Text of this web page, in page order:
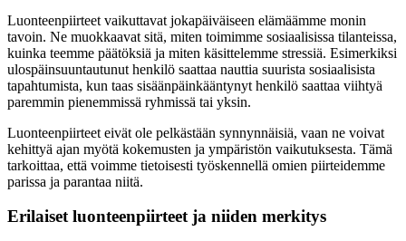
Luonteenpiirteet vaikuttavat jokapäiväiseen elämäämme monin
tavoin. Ne muokkaavat sitä, miten toimimme sosiaalisissa tilanteissa,
kuinka teemme päätöksiä ja miten käsittelemme stressiä. Esimerkiksi
ulospäinsuuntautunut henkilö saattaa nauttia suurista sosiaalisista
tapahtumista, kun taas sisäänpäinkääntynyt henkilö saattaa viihtyä
paremmin pienemmissä ryhmissä tai yksin.
Luonteenpiirteet eivät ole pelkästään synnynnäisiä, vaan ne voivat
kehittyä ajan myötä kokemusten ja ympäristön vaikutuksesta. Tämä
tarkoittaa, että voimme tietoisesti työskennellä omien piirteidemme
parissa ja parantaa niitä.
Erilaiset luonteenpiirteet ja niiden merkitys